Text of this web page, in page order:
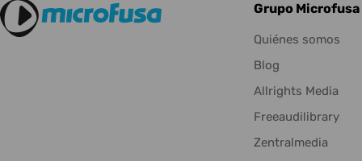
Grupo Microfusa
Quiénes somos
Blog
Allrights Media
Freeaudilibrary
Zentralmedia